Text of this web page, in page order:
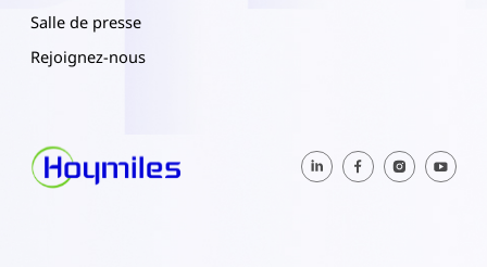
Salle de presse
Rejoignez-nous